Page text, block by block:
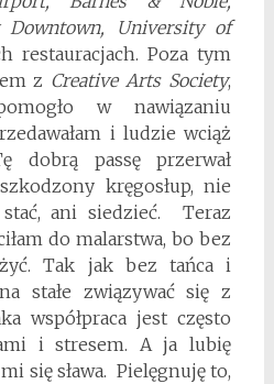
Downtown, University of
restauracjach. Poza tym
z Creative Arts Society,
w nawiązaniu
i ludzie wciąż
dobrą passę przerwał
kręgosłup, nie
ani siedzieć. Teraz
do malarstwa, bo bez
Tak jak bez tańca i
stałe związywać się z
współpraca jest często
i stresem. A ja lubię
się sława. Pielęgnuję to,